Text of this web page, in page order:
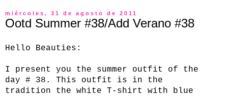
miércoles, 31 de agosto de 2011
Ootd Summer #38/Add Verano #38
Hello Beauties :
I present you the summer outfit
of the
day
# 38. This outfit
is in the
tradition
the white T- shirt
with blue